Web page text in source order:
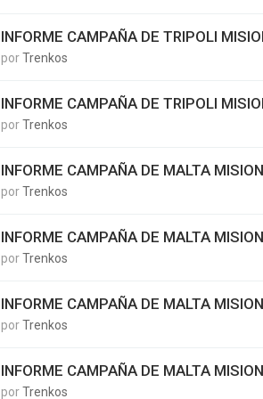
INFORME CAMPAÑA DE TRIPOLI
porTrenkos
INFORME CAMPAÑA DE TRIPOLI
porTrenkos
INFORME CAMPAÑA DE MALTA
porTrenkos
INFORME CAMPAÑA DE MALTA
porTrenkos
INFORME CAMPAÑA DE MALTA
porTrenkos
INFORME CAMPAÑA DE MALTA
porTrenkos